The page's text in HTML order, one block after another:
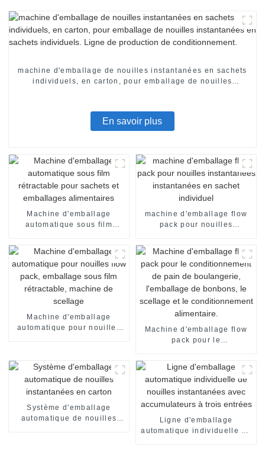
machine d'emballage de nouilles instantanées en sachets
individuels, en carton, pour emballage de nouilles
En savoir plus
Machine d'emballage
automatique sous film
machine d'emballage flow
pack pour nouilles
Machine d'emballage
automatique pour nouilles
Machine d'emballage flow
pack pour le
boulangerie, l'emballage de
bonbons, le scellage et le
conditionnement
alimentaire.
Système d'emballage
automatique de nouilles
Ligne d'emballage
automatique individuelle de